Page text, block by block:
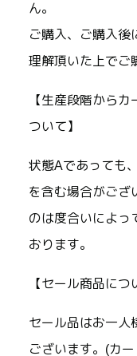
ん。
ご購入、ご購入後
理解頂いた上でご
【生産段階から
ついて】
状態Aであっても
を含む場合がござ
のは度合いによっ
おります。
【セール商品につ
セール品はお一人
ございます。(カ